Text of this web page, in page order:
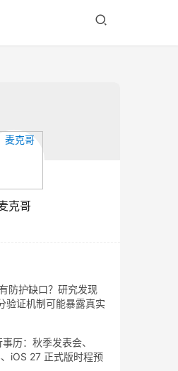
克哥
防护缺口？研究发现
验证机制可能暴露真实
历：秋季发表会、
iOS 27 正式版时程预